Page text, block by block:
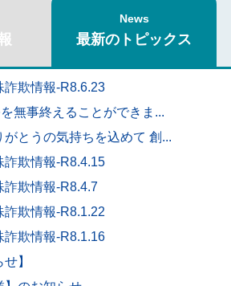
News
最新のトピックス
詐欺情報-R8.6.23
無事終えることができま...
とうの気持ちを込めて 創...
詐欺情報-R8.4.15
詐欺情報-R8.4.7
詐欺情報-R8.1.22
詐欺情報-R8.1.16
】